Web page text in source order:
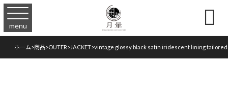
menu 
ホーム>商品>OUTER>JACKET>vintage glossy black satin iridescent lining